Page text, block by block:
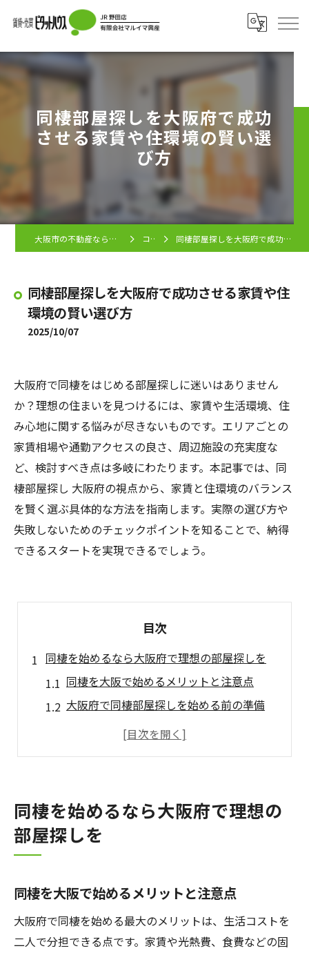
同棲部屋探しを大阪府で成功
させる家賃や住環境の賢い選
び方
大阪市の不動産ならピタットハウス JR野田店 コラム 同棲部屋探しを大阪府で成功させる家賃や住環境の賢い選び方
同棲部屋探しを大阪府で成功させる家賃や住
環境の賢い選び方
2025/10/07
大阪府で同棲をはじめる部屋探しに迷いはありません
か？理想の住まいを見つけるには、家賃や生活環境、住
み心地に関する悩みが尽きないものです。エリアごとの
家賃相場や通勤アクセスの良さ、周辺施設の充実度な
ど、検討すべき点は多岐にわたります。本記事では、同
棲部屋探し 大阪府の視点から、家賃と住環境のバランス
を賢く選ぶ具体的な方法を指南します。実際の選び方や
失敗しないためのチェックポイントを知ることで、納得
できるスタートを実現できるでしょう。
目次
同棲を始めるなら大阪府で理想の部屋探しを
同棲を大阪で始めるメリットと注意点
大阪府で同棲部屋探しを始める前の準備
二人暮らしの同棲スタートに大切な条件
二人暮らしに最適な大阪のおすすめ地域とは
同棲に向く大阪のおすすめ地域の特徴
大阪二人暮らし人気エリア選びの基準
家賃相場から見た同棲向き地域の探し方
同棲部屋探しに役立つ口コミと体験談
大阪府で同棲部屋選びに迷ったときのポイント
同棲を始めるなら大阪府で理想の
部屋探しを
同棲を大阪で始めるメリットと注意点
大阪府で同棲を始める最大のメリットは、生活コストを
二人で分担できる点です。家賃や光熱費、食費などの固